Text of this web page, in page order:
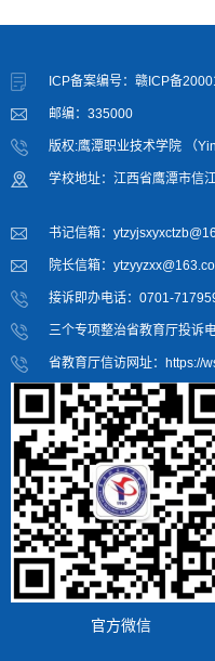
ICP备案编号：赣ICP备
邮编：335000
版权:鹰潭职业技术学院 （
学校地址：江西省鹰潭市信
书记信箱：
院长信箱：
接诉即办电话：0701-
三个专项整治省教育厅投诉
省教育厅信访网址：https://
官方微信